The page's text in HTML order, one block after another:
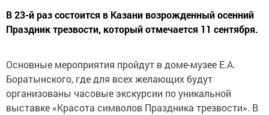
В 23-й раз состоится в Казани возрожденный осенний
Праздник трезвости, который отмечается 11 сентября.
Основные мероприятия пройдут в доме-музее Е.А.
Боратынского, где для всех желающих будут
организованы часовые экскурсии по уникальной
выставке «Красота символов Праздника трезвости». В